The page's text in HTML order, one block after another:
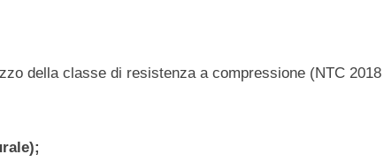
della classe di resistenza a compressione (NTC